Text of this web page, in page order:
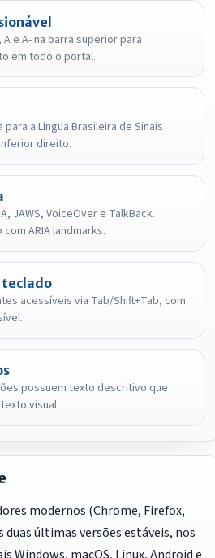
e A- na barra superior para
em todo o portal.
a Língua Brasileira de Sinais
direito.
JAWS, VoiceOver e TalkBack.
ARIA landmarks.
teclado
acessíveis via Tab/Shift+Tab, com
possuem texto descritivo que
visual.
modernos (Chrome, Firefox,
duas últimas versões estáveis, nos